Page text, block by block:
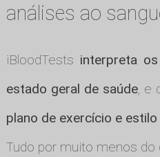
análises ao
iBloodTests interpreta
estado geral de saúde, e
plano de exercício e
Tudo por muito menos